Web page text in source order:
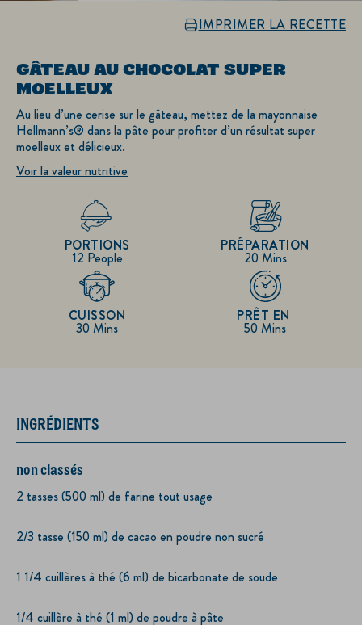
IMPRIMER LA RECETTE
GÂTEAU AU CHOCOLAT SUPER
MOELLEUX
Au lieu d’une cerise sur le gâteau, mettez de la mayonnaise
Hellmann’s® dans la pâte pour profiter d’un résultat super
moelleux et délicieux.
Voir la valeur nutritive
12 People
PORTIONS
20 Mins
PRÉPARATION
30 Mins
CUISSON
50 Mins
PRÊT EN
INGRÉDIENTS
non classés
2 tasses (500 ml) de farine tout usage
2/3 tasse (150 ml) de cacao en poudre non sucré
1 1/4 cuillères à thé (6 ml) de bicarbonate de soude
1/4 cuillère à thé (1 ml) de poudre à pâte